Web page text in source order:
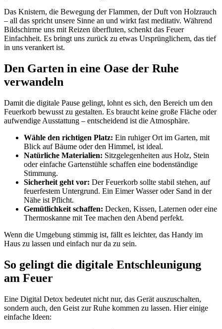
Das Knistern, die Bewegung der Flammen, der Duft von Holzrauch
– all das spricht unsere Sinne an und wirkt fast meditativ. Während
Bildschirme uns mit Reizen überfluten, schenkt das Feuer
Einfachheit. Es bringt uns zurück zu etwas Ursprünglichem, das tief
in uns verankert ist.
Den Garten in eine Oase der Ruhe
verwandeln
Damit die digitale Pause gelingt, lohnt es sich, den Bereich um den
Feuerkorb bewusst zu gestalten. Es braucht keine große Fläche oder
aufwendige Ausstattung – entscheidend ist die Atmosphäre.
Wähle den richtigen Platz: Ein ruhiger Ort im Garten, mit
Blick auf Bäume oder den Himmel, ist ideal.
Natürliche Materialien: Sitzgelegenheiten aus Holz, Stein
oder einfache Gartenstühle schaffen eine bodenständige
Stimmung.
Sicherheit geht vor: Der Feuerkorb sollte stabil stehen, auf
feuerfestem Untergrund. Ein Eimer Wasser oder Sand in der
Nähe ist Pflicht.
Gemütlichkeit schaffen: Decken, Kissen, Laternen oder eine
Thermoskanne mit Tee machen den Abend perfekt.
Wenn die Umgebung stimmig ist, fällt es leichter, das Handy im
Haus zu lassen und einfach nur da zu sein.
So gelingt die digitale Entschleunigung
am Feuer
Eine Digital Detox bedeutet nicht nur, das Gerät auszuschalten,
sondern auch, den Geist zur Ruhe kommen zu lassen. Hier einige
einfache Ideen: